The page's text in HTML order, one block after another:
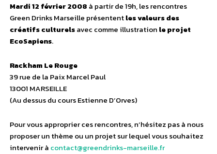
Mardi 12 février 2008 à partir de 19h, les rencontres
Green Drinks Marseille présententles valeurs des
créatifs culturelsavec comme illustration le projet
EcoSapiens.
Rackham Le Rouge
39 rue de la Paix Marcel Paul
13001 MARSEILLE
(Au dessus du cours Estienne D’Orves)
Pour vous approprier ces rencontres, n’hésitez pas à nous
proposer un thème ou un projet sur lequel vous souhaitez
intervenir à contact@greendrinks-marseille.fr